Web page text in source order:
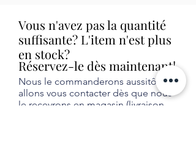
Vous n'avez pas la quantité
suffisante? L'item n'est plus
en stock?
Réservez-le dès maintenant!
Nous le commanderons aussitôt et
allons vous contacter dès que nous
le recevrons en magasin (livraison